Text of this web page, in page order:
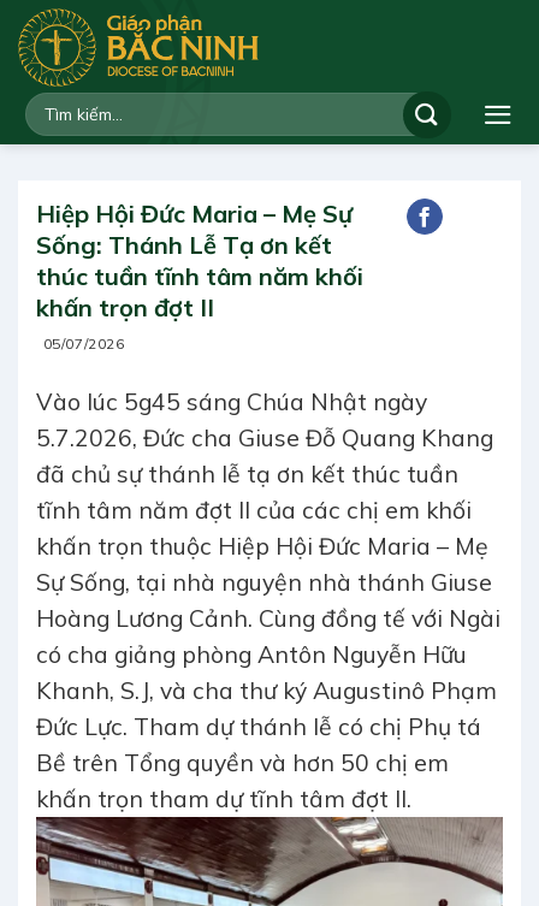
qua
dung
Hiệp Hội Đức Maria – Mẹ Sự
Sống: Thánh Lễ Tạ ơn kết
thúc tuần tĩnh tâm năm khối
khấn trọn đợt II
05/07/2026
Vào lúc 5g45 sáng Chúa Nhật ngày
5.7.2026, Đức cha Giuse Đỗ Quang Khang
đã chủ sự thánh lễ tạ ơn kết thúc tuần
tĩnh tâm năm đợt II của các chị em khối
khấn trọn thuộc Hiệp Hội Đức Maria – Mẹ
Sự Sống, tại nhà nguyện nhà thánh Giuse
Hoàng Lương Cảnh. Cùng đồng tế với Ngài
có cha giảng phòng Antôn Nguyễn Hữu
Khanh, S.J, và cha thư ký Augustinô Phạm
Đức Lực. Tham dự thánh lễ có chị Phụ tá
Bề trên Tổng quyền và hơn 50 chị em
khấn trọn tham dự tĩnh tâm đợt II.